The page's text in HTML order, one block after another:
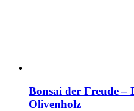
Bonsai der Freude
Olivenholz